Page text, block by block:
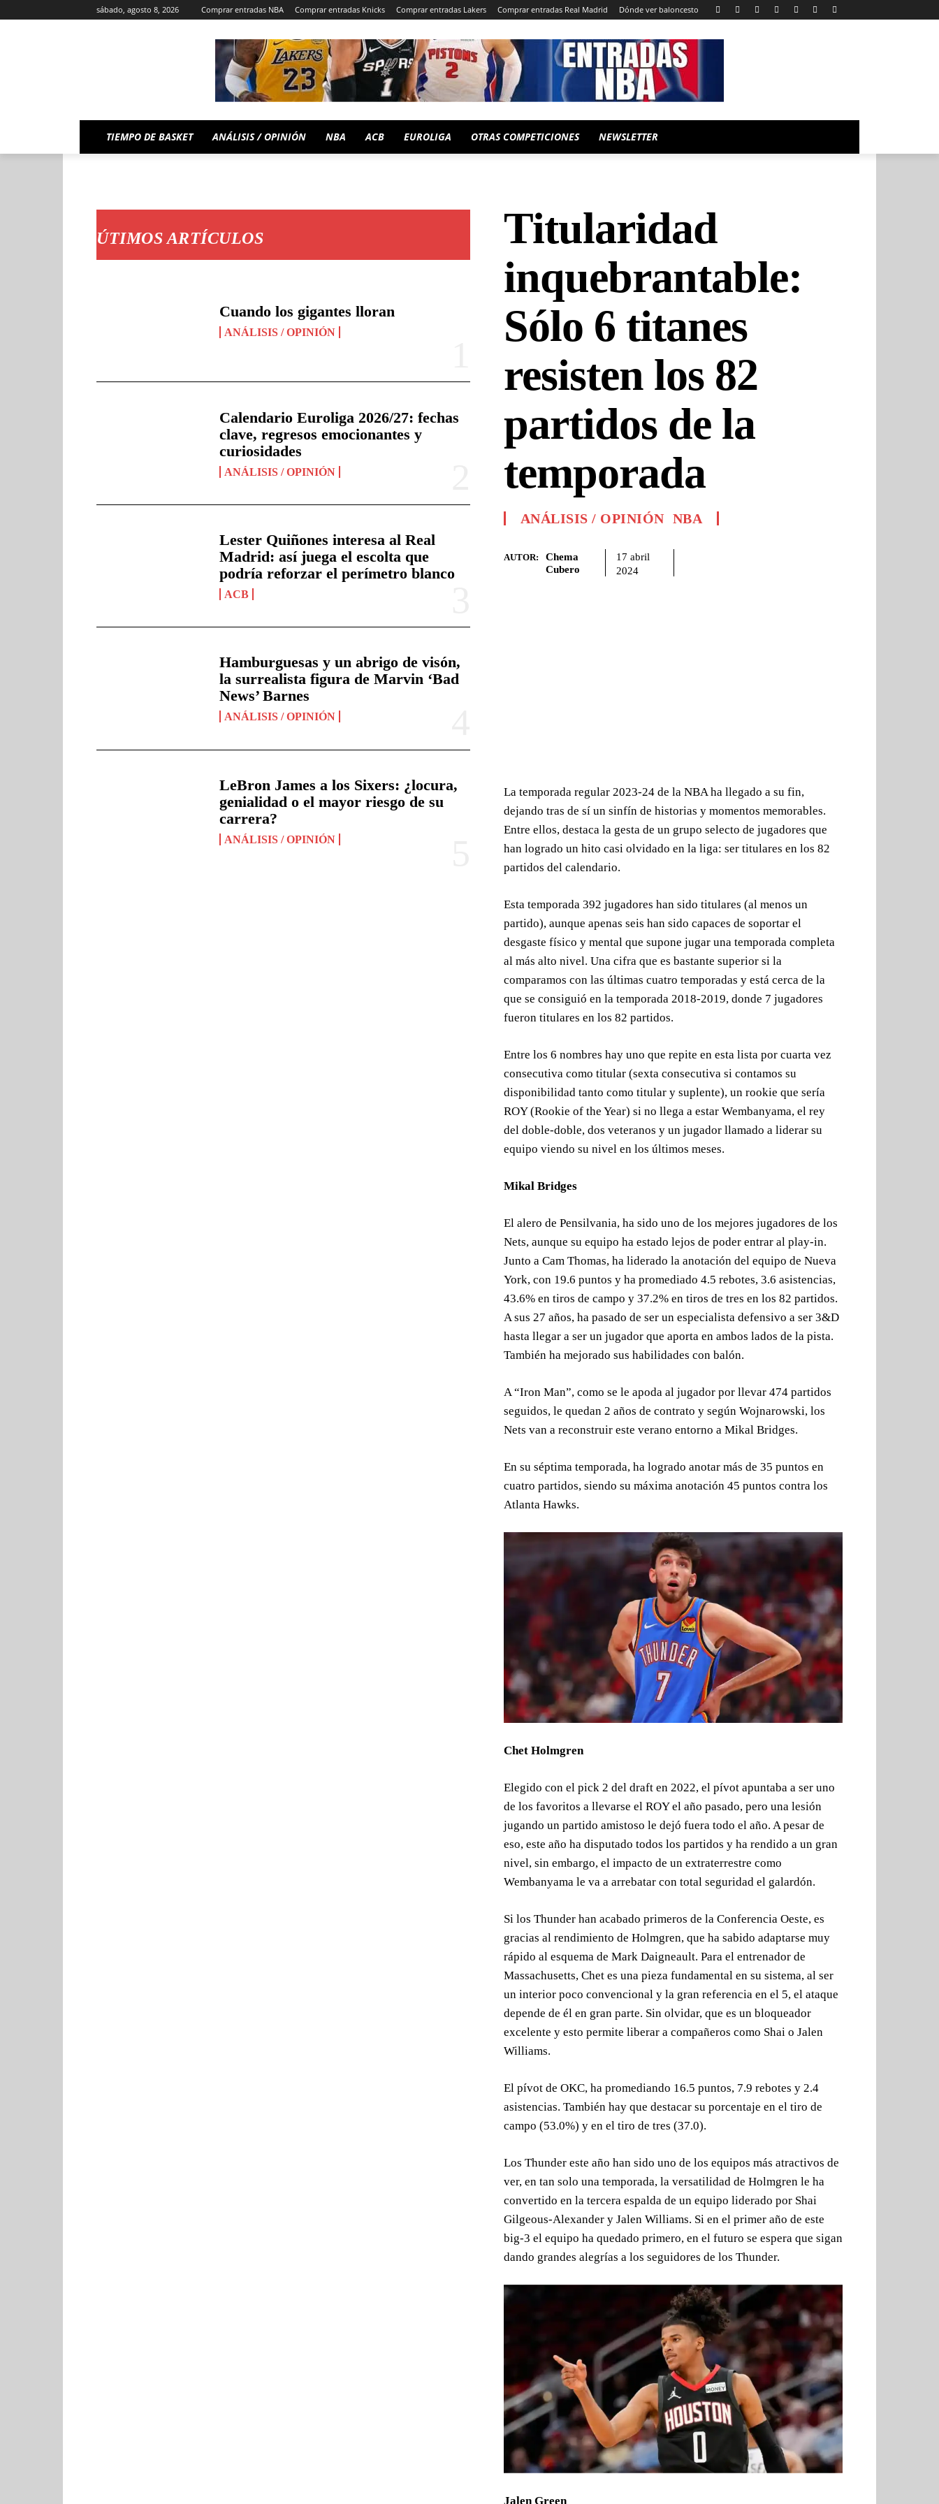
sábado, agosto 8, 2026 Comprar entradas NBA Comprar entradas Knicks Comprar entradas Lakers Comprar entradas Real Madrid Dónde ver baloncesto
TIEMPO DE BASKET ANÁLISIS / OPINIÓN NBA ACB EUROLIGA OTRAS COMPETICIONES NEWSLETTER
ÚTIMOS ARTÍCULOS
Cuando los gigantes lloran
ANÁLISIS / OPINIÓN
Calendario Euroliga 2026/27: fechas
clave, regresos emocionantes y
curiosidades
ANÁLISIS / OPINIÓN
Lester Quiñones interesa al Real
Madrid: así juega el escolta que
podría reforzar el perímetro blanco
ACB
Hamburguesas y un abrigo de visón,
la surrealista figura de Marvin ‘Bad
News’ Barnes
ANÁLISIS / OPINIÓN
LeBron James a los Sixers: ¿locura,
genialidad o el mayor riesgo de su
carrera?
ANÁLISIS / OPINIÓN
Titularidad
inquebrantable:
Sólo 6 titanes
resisten los 82
partidos de la
temporada
ANÁLISIS / OPINIÓN NBA
AUTOR:
Chema
Cubero
17 abril
2024
La temporada regular 2023-24 de la NBA ha llegado a su fin,
dejando tras de sí un sinfín de historias y momentos memorables.
Entre ellos, destaca la gesta de un grupo selecto de jugadores que
han logrado un hito casi olvidado en la liga: ser titulares en los 82
partidos del calendario.
Esta temporada 392 jugadores han sido titulares (al menos un
partido), aunque apenas seis han sido capaces de soportar el
desgaste físico y mental que supone jugar una temporada completa
al más alto nivel. Una cifra que es bastante superior si la
comparamos con las últimas cuatro temporadas y está cerca de la
que se consiguió en la temporada 2018-2019, donde 7 jugadores
fueron titulares en los 82 partidos.
Entre los 6 nombres hay uno que repite en esta lista por cuarta vez
consecutiva como titular (sexta consecutiva si contamos su
disponibilidad tanto como titular y suplente), un rookie que sería
ROY (Rookie of the Year) si no llega a estar Wembanyama, el rey
del doble-doble, dos veteranos y un jugador llamado a liderar su
equipo viendo su nivel en los últimos meses.
Mikal Bridges
El alero de Pensilvania, ha sido uno de los mejores jugadores de los
Nets, aunque su equipo ha estado lejos de poder entrar al play-in.
Junto a Cam Thomas, ha liderado la anotación del equipo de Nueva
York, con 19.6 puntos y ha promediado 4.5 rebotes, 3.6 asistencias,
43.6% en tiros de campo y 37.2% en tiros de tres en los 82 partidos.
A sus 27 años, ha pasado de ser un especialista defensivo a ser 3&D
hasta llegar a ser un jugador que aporta en ambos lados de la pista.
También ha mejorado sus habilidades con balón.
A “Iron Man”, como se le apoda al jugador por llevar 474 partidos
seguidos, le quedan 2 años de contrato y según Wojnarowski, los
Nets van a reconstruir este verano entorno a Mikal Bridges.
En su séptima temporada, ha logrado anotar más de 35 puntos en
cuatro partidos, siendo su máxima anotación 45 puntos contra los
Atlanta Hawks.
Chet Holmgren
Elegido con el pick 2 del draft en 2022, el pívot apuntaba a ser uno
de los favoritos a llevarse el ROY el año pasado, pero una lesión
jugando un partido amistoso le dejó fuera todo el año. A pesar de
eso, este año ha disputado todos los partidos y ha rendido a un gran
nivel, sin embargo, el impacto de un extraterrestre como
Wembanyama le va a arrebatar con total seguridad el galardón.
Si los Thunder han acabado primeros de la Conferencia Oeste, es
gracias al rendimiento de Holmgren, que ha sabido adaptarse muy
rápido al esquema de Mark Daigneault. Para el entrenador de
Massachusetts, Chet es una pieza fundamental en su sistema, al ser
un interior poco convencional y la gran referencia en el 5, el ataque
depende de él en gran parte. Sin olvidar, que es un bloqueador
excelente y esto permite liberar a compañeros como Shai o Jalen
Williams.
El pívot de OKC, ha promediando 16.5 puntos, 7.9 rebotes y 2.4
asistencias. También hay que destacar su porcentaje en el tiro de
campo (53.0%) y en el tiro de tres (37.0).
Los Thunder este año han sido uno de los equipos más atractivos de
ver, en tan solo una temporada, la versatilidad de Holmgren le ha
convertido en la tercera espalda de un equipo liderado por Shai
Gilgeous-Alexander y Jalen Williams. Si en el primer año de este
big-3 el equipo ha quedado primero, en el futuro se espera que sigan
dando grandes alegrías a los seguidores de los Thunder.
Jalen Green